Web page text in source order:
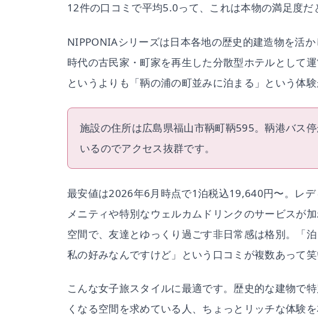
12件の口コミで平均5.0って、これは本物の満足度だ
NIPPONIAシリーズは日本各地の歴史的建造物を活
時代の古民家・町家を再生した分散型ホテルとして
というよりも「鞆の浦の町並みに泊まる」という体
施設の住所は広島県福山市鞆町鞆595。鞆港バス
いるのでアクセス抜群です。
最安値は2026年6月時点で1泊税込19,640円〜。レ
メニティや特別なウェルカムドリンクのサービスが
空間で、友達とゆっくり過ごす非日常感は格別。「
私の好みなんですけど」という口コミが複数あって笑
こんな女子旅スタイルに最適です。歴史的な建物で
くなる空間を求めている人、ちょっとリッチな体験